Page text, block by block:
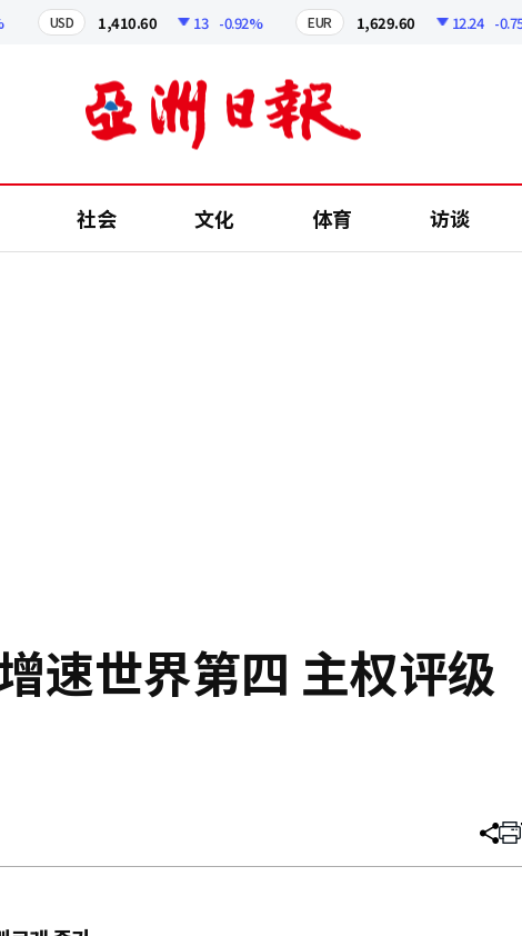
USD 1,410.60 13 -0.92% EUR 1,629.60 12.24 -0.75%
社会 文化 体育 访谈
速世界第四 主权评级
分
文
打